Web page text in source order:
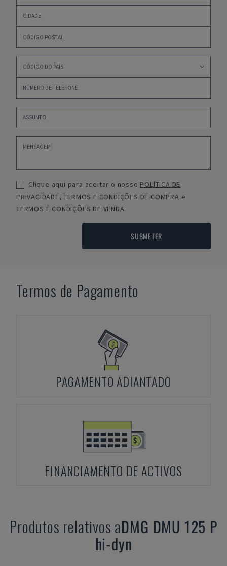
Clique aqui para aceitar o nosso POLÍTICA DE
PRIVACIDADE,TERMOS E CONDIÇÕES DE COMPRA e
TERMOS E CONDIÇÕES DE VENDA
SUBMETER
Termos de Pagamento
PAGAMENTO ADIANTADO
FINANCIAMENTO DE ACTIVOS
Produtos relativos aDMG DMU 125 P
hi-dyn